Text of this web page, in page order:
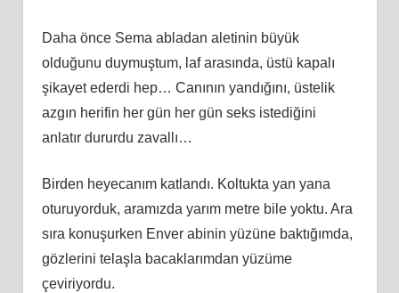
Daha önce Sema abladan aletinin büyük
olduğunu duymuştum, laf arasında, üstü kapalı
şikayet ederdi hep… Canının yandığını, üstelik
azgın herifin her gün her gün seks istediğini
anlatır dururdu zavallı…
Birden heyecanım katlandı. Koltukta yan yana
oturuyorduk, aramızda yarım metre bile yoktu. Ara
sıra konuşurken Enver abinin yüzüne baktığımda,
gözlerini telaşla bacaklarımdan yüzüme
çeviriyordu.